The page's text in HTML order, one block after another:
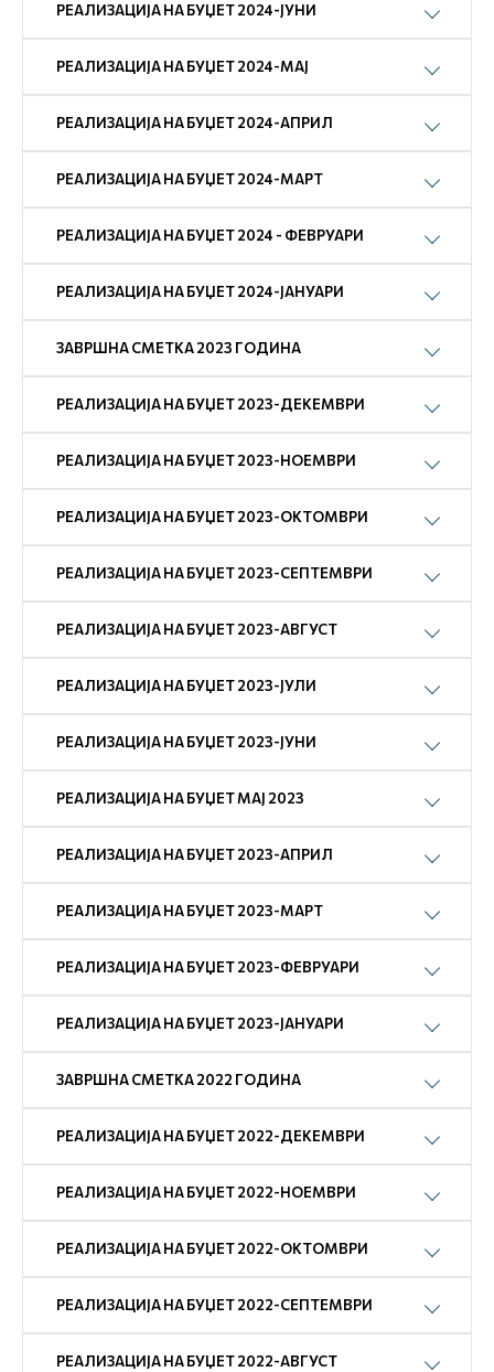
РЕАЛИЗАЦИЈА НА БУЏЕТ 2024-ЈУНИ
РЕАЛИЗАЦИЈА НА БУЏЕТ 2024-МАЈ
РЕАЛИЗАЦИЈА НА БУЏЕТ 2024-АПРИЛ
РЕАЛИЗАЦИЈА НА БУЏЕТ 2024-МАРТ
РЕАЛИЗАЦИЈА НА БУЏЕТ 2024 - ФЕВРУАРИ
РЕАЛИЗАЦИЈА НА БУЏЕТ 2024-ЈАНУАРИ
ЗАВРШНА СМЕТКА 2023 ГОДИНА
РЕАЛИЗАЦИЈА НА БУЏЕТ 2023-ДЕКЕМВРИ
РЕАЛИЗАЦИЈА НА БУЏЕТ 2023-НОЕМВРИ
РЕАЛИЗАЦИЈА НА БУЏЕТ 2023-ОКТОМВРИ
РЕАЛИЗАЦИЈА НА БУЏЕТ 2023-СЕПТЕМВРИ
РЕАЛИЗАЦИЈА НА БУЏЕТ 2023-АВГУСТ
РЕАЛИЗАЦИЈА НА БУЏЕТ 2023-ЈУЛИ
РЕАЛИЗАЦИЈА НА БУЏЕТ 2023-ЈУНИ
РЕАЛИЗАЦИЈА НА БУЏЕТ МАЈ 2023
РЕАЛИЗАЦИЈА НА БУЏЕТ 2023-АПРИЛ
РЕАЛИЗАЦИЈА НА БУЏЕТ 2023-МАРТ
РЕАЛИЗАЦИЈА НА БУЏЕТ 2023-ФЕВРУАРИ
РЕАЛИЗАЦИЈА НА БУЏЕТ 2023-ЈАНУАРИ
ЗАВРШНА СМЕТКА 2022 ГОДИНА
РЕАЛИЗАЦИЈА НА БУЏЕТ 2022-ДЕКЕМВРИ
РЕАЛИЗАЦИЈА НА БУЏЕТ 2022-НОЕМВРИ
РЕАЛИЗАЦИЈА НА БУЏЕТ 2022-ОКТОМВРИ
РЕАЛИЗАЦИЈА НА БУЏЕТ 2022-СЕПТЕМВРИ
РЕАЛИЗАЦИЈА НА БУЏЕТ 2022-АВГУСТ